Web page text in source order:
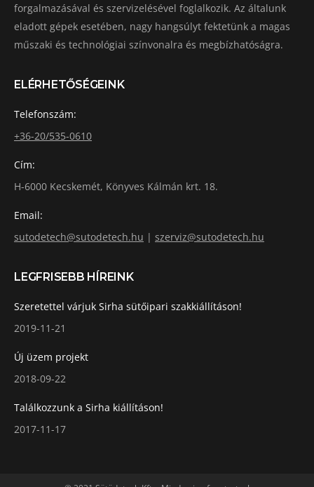
forgalmazásával és szervizelésével foglalkozik. Az általunk
eladott gépek esetében, nagy hangsúlyt fektetünk a magas
műszaki és technológiai színvonalra és megbízhatóságra.
ELÉRHETŐSÉGEINK
Telefonszám:
+36-20/535-0610
Cím:
H-6000 Kecskemét, Könyves Kálmán krt. 18.
Email:
sutodetech@sutodetech.hu | szerviz@sutodetech.hu
LEGFRISEBB HÍREINK
Szeretettel várjuk Sirha sütőipari szakkiállításon!
2019-11-21
Új üzem projekt
2018-09-22
Találkozzunk a Sirha kiállításon!
2017-11-17